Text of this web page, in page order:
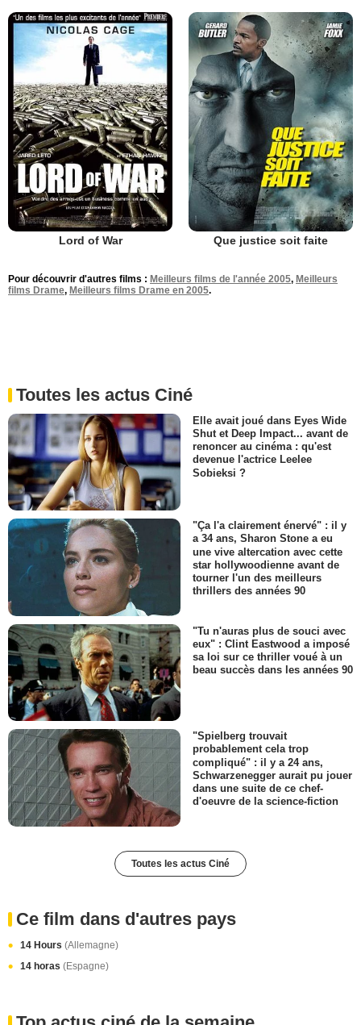
Lord of War Que justice soit faite
Pour découvrir d'autres films : Meilleurs films de l'année 2005, Meilleurs
films Drame, Meilleurs films Drame en 2005.
Toutes les actus Ciné
Elle avait joué dans Eyes Wide
Shut et Deep Impact... avant de
renoncer au cinéma : qu'est
devenue l'actrice Leelee
Sobieksi ?
"Ça l'a clairement énervé" : il y
a 34 ans, Sharon Stone a eu
une vive altercation avec cette
star hollywoodienne avant de
tourner l'un des meilleurs
thrillers des années 90
"Tu n'auras plus de souci avec
eux" : Clint Eastwood a imposé
sa loi sur ce thriller voué à un
beau succès dans les années 90
"Spielberg trouvait
probablement cela trop
compliqué" : il y a 24 ans,
Schwarzenegger aurait pu jouer
dans une suite de ce chef-
d'oeuvre de la science-fiction
Toutes les actus Ciné
Ce film dans d'autres pays
14 Hours (Allemagne)
14 horas (Espagne)